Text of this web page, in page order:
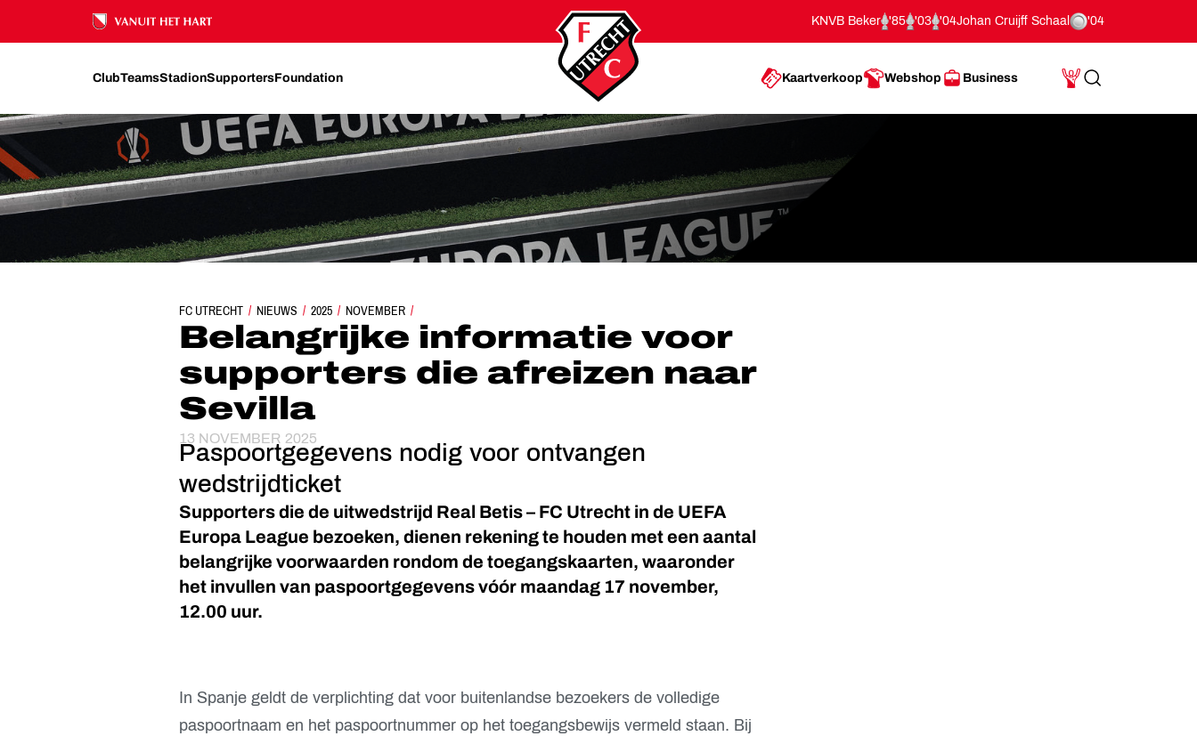
Ons nalatenschap
KNVB Beker '85 '03 '04Johan Cruijff Schaal '04
ClubTeamsStadionSupportersFoundation Kaartverkoop Webshop Business
Mijn Account
Search
FC UTRECHT NIEUWS 2025 NOVEMBER
BELANGRIJKE INFORMATIE VOOR SUPPORTERS DIE AFREIZEN NAAR SEVILLA
Belangrijke informatie voor
supporters die afreizen naar
Sevilla
13 NOVEMBER 2025
Paspoortgegevens nodig voor ontvangen
wedstrijdticket
Supporters die de uitwedstrijd Real Betis – FC Utrecht in de UEFA
Europa League bezoeken, dienen rekening te houden met een aantal
belangrijke voorwaarden rondom de toegangskaarten, waaronder
het invullen van paspoortgegevens vóór maandag 17 november,
12.00 uur.
In Spanje geldt de verplichting dat voor buitenlandse bezoekers de volledige
paspoortnaam en het paspoortnummer op het toegangsbewijs vermeld staan. Bij